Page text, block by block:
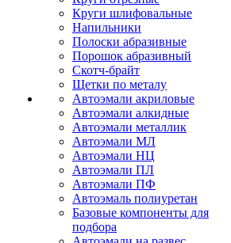
Круги шлифовальные
Напильники
Полоски абразивные
Порошок абразивный
Скотч-брайт
Щетки по металу
Автоэмали акриловые
Автоэмали алкидные
Автоэмали металлик
Автоэмали МЛ
Автоэмали НЦ
Автоэмали ПЛ
Автоэмали ПФ
Автоэмаль полиуретан
Базовые компоненты для
подбора